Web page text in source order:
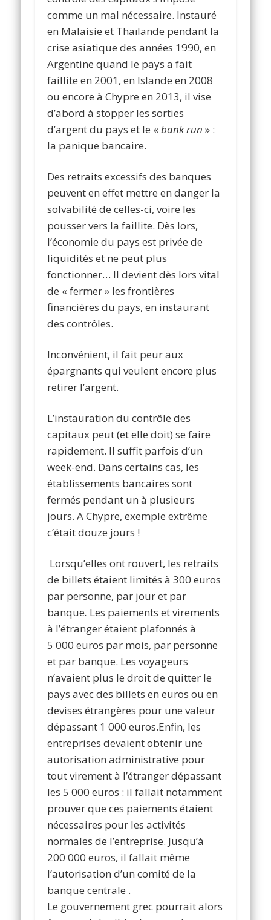
comme un mal nécessaire. Instauré
en Malaisie et Thaïlande pendant la
crise asiatique des années 1990, en
Argentine quand le pays a fait
faillite en 2001, en Islande en 2008
ou encore à Chypre en 2013, il vise
d’abord à stopper les sorties
d’argent du pays et le «bank run» :
la panique bancaire.
Des retraits excessifs des banques
peuvent en effet mettre en danger la
solvabilité de celles-ci, voire les
pousser vers la faillite. Dès lors,
l’économie du pays est privée de
liquidités et ne peut plus
fonctionner… Il devient dès lors vital
de « fermer » les frontières
financières du pays, en instaurant
des contrôles.
Inconvénient, il fait peur aux
épargnants qui veulent encore plus
retirer l’argent.
L’instauration du contrôle des
capitaux peut (et elle doit) se faire
rapidement. Il suffit parfois d’un
week-end. Dans certains cas, les
établissements bancaires sont
fermés pendant un à plusieurs
jours. A Chypre, exemple extrême
c’était douze jours !
Lorsqu’elles ont rouvert, les retraits
de billets étaient limités à 300 euros
par personne, par jour et par
banque. Les paiements et virements
à l’étranger étaient plafonnés à
5 000 euros par mois, par personne
et par banque. Les voyageurs
n’avaient plus le droit de quitter le
pays avec des billets en euros ou en
devises étrangères pour une valeur
dépassant 1 000 euros.Enfin, les
entreprises devaient obtenir une
autorisation administrative pour
tout virement à l’étranger dépassant
les 5 000 euros : il fallait notamment
prouver que ces paiements étaient
nécessaires pour les activités
normales de l’entreprise. Jusqu’à
200 000 euros, il fallait même
l’autorisation d’un comité de la
banque centrale .
Le gouvernement grec pourrait alors